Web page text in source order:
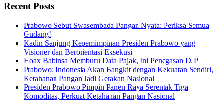
Recent Posts
Prabowo Sebut Swasembada Pangan Nyata: Periksa Semua
Gudang!
Kadin Sanjung Kepemimpinan Presiden Prabowo yang
Visioner dan Berorientasi Eksekusi
Hoax Babinsa Memburu Data Pajak, Ini Penegasan DJP
Prabowo: Indonesia Akan Bangkit dengan Kekuatan Sendiri,
Ketahanan Pangan Jadi Gerakan Nasional
Presiden Prabowo Pimpin Panen Raya Serentak Tiga
Komoditas, Perkuat Ketahanan Pangan Nasional